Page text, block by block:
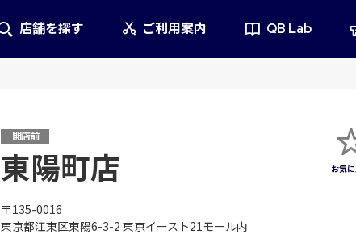
店舗を探す ご利用案内 QB Lab
開店前
東陽町店
〒135-0016
東京都江東区東陽6-3-2 東京イースト21モール内